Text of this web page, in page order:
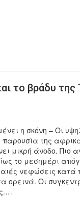
το βράδυ
η σκόνη – Οι
παρουσία της
μικρή άνοδο. Πιο
το μεσημέρι
νεφώσεις κατά
Οι